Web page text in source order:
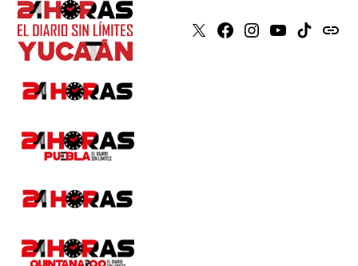
X Faceboook
Instagram
YoutubeTiktokissuu